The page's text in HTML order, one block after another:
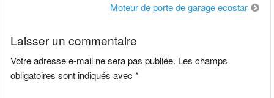
Moteur de porte de garage ecostar
Laisser un commentaire
Votre adresse e-mail ne sera pas publiée. Les champs
obligatoires sont indiqués avec*